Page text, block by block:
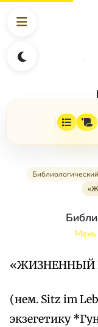
Мень
«ЖИЗНЕННЫЙ
(нем. Sitz im
экзегетику